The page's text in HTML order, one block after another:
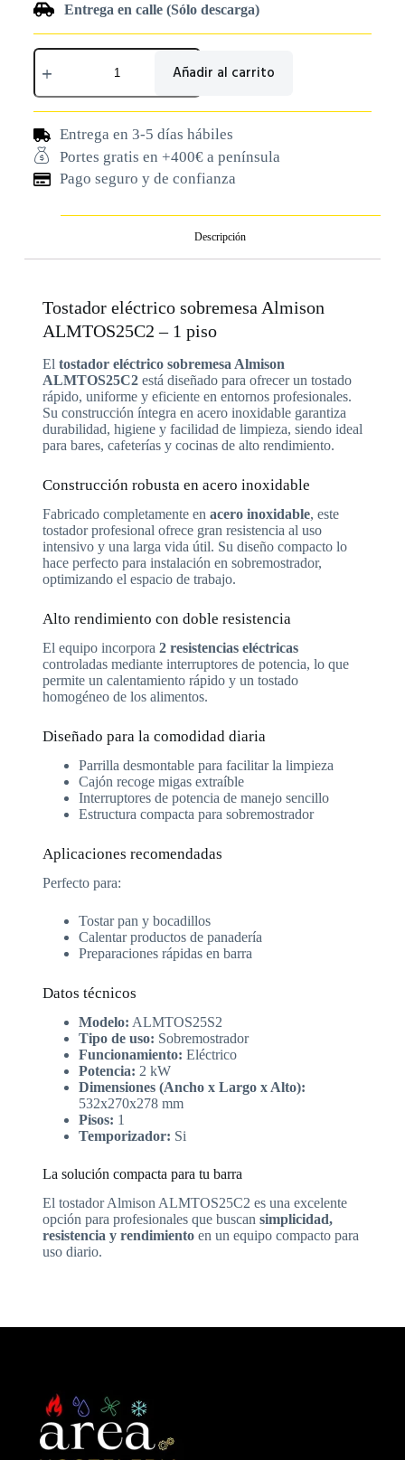
Entrega en calle (Sólo descarga)
Añadir al carrito
Entrega en 3-5 días hábiles
Portes gratis en +400€ a península
Pago seguro y de confianza
Descripción
Tostador eléctrico sobremesa Almison
ALMTOS25C2 – 1 piso
El tostador eléctrico sobremesa Almison
ALMTOS25C2está diseñado para ofrecer un tostado
rápido, uniforme y eficiente en entornos profesionales.
Su construcción íntegra en acero inoxidable garantiza
durabilidad, higiene y facilidad de limpieza, siendo ideal
para bares, cafeterías y cocinas de alto rendimiento.
Construcción robusta en acero inoxidable
Fabricado completamente en acero inoxidable, este
tostador profesional ofrece gran resistencia al uso
intensivo y una larga vida útil. Su diseño compacto lo
hace perfecto para instalación en sobremostrador,
optimizando el espacio de trabajo.
Alto rendimiento con doble resistencia
El equipo incorpora 2 resistencias eléctricas
controladas mediante interruptores de potencia, lo que
permite un calentamiento rápido y un tostado
homogéneo de los alimentos.
Diseñado para la comodidad diaria
Parrilla desmontable para facilitar la limpieza
Cajón recoge migas extraíble
Interruptores de potencia de manejo sencillo
Estructura compacta para sobremostrador
Aplicaciones recomendadas
Perfecto para:
Tostar pan y bocadillos
Calentar productos de panadería
Preparaciones rápidas en barra
Datos técnicos
Modelo: ALMTOS25S2
Tipo de uso: Sobremostrador
Funcionamiento: Eléctrico
Potencia: 2 kW
Dimensiones (Ancho x Largo x Alto):
532x270x278 mm
Pisos: 1
Temporizador: Si
La solución compacta para tu barra
El tostador Almison ALMTOS25C2 es una excelente
opción para profesionales que buscan simplicidad,
resistencia y rendimientoen un equipo compacto para
uso diario.